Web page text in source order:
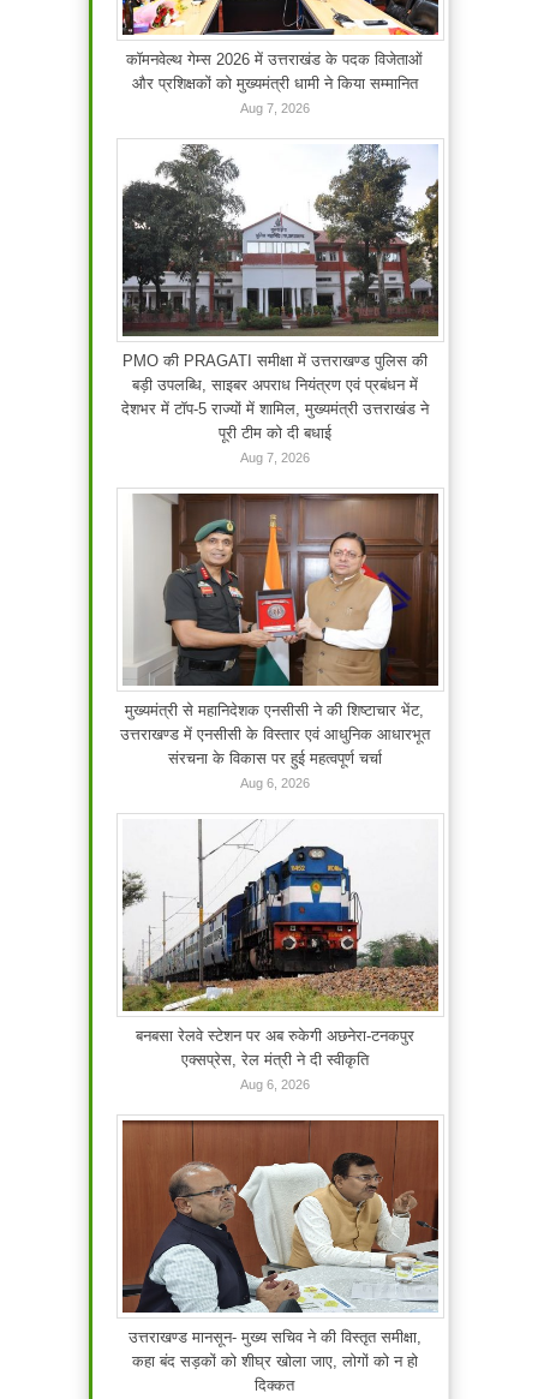
कॉमनवेल्थ गेम्स 2026 में उत्तराखंड के पदक विजेताओं
और प्रशिक्षकों को मुख्यमंत्री धामी ने किया सम्मानित
Aug 7, 2026
PMO की PRAGATI समीक्षा में उत्तराखण्ड पुलिस की
बड़ी उपलब्धि, साइबर अपराध नियंत्रण एवं प्रबंधन में
देशभर में टॉप-5 राज्यों में शामिल, मुख्यमंत्री उत्तराखंड ने
पूरी टीम को दी बधाई
Aug 7, 2026
मुख्यमंत्री से महानिदेशक एनसीसी ने की शिष्टाचार भेंट,
उत्तराखण्ड में एनसीसी के विस्तार एवं आधुनिक आधारभूत
संरचना के विकास पर हुई महत्वपूर्ण चर्चा
Aug 6, 2026
बनबसा रेलवे स्टेशन पर अब रुकेगी अछनेरा-टनकपुर
एक्सप्रेस, रेल मंत्री ने दी स्वीकृति
Aug 6, 2026
उत्तराखण्ड मानसून- मुख्य सचिव ने की विस्तृत समीक्षा,
कहा बंद सड़कों को शीघ्र खोला जाए, लोगों को न हो
दिक्कत